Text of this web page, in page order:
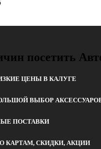
посетить
ЦЕНЫ В КАЛУГЕ
ВЫБОР
ПОСТАВКИ
КАРТАМ, СКИДКИ, АКЦИИ